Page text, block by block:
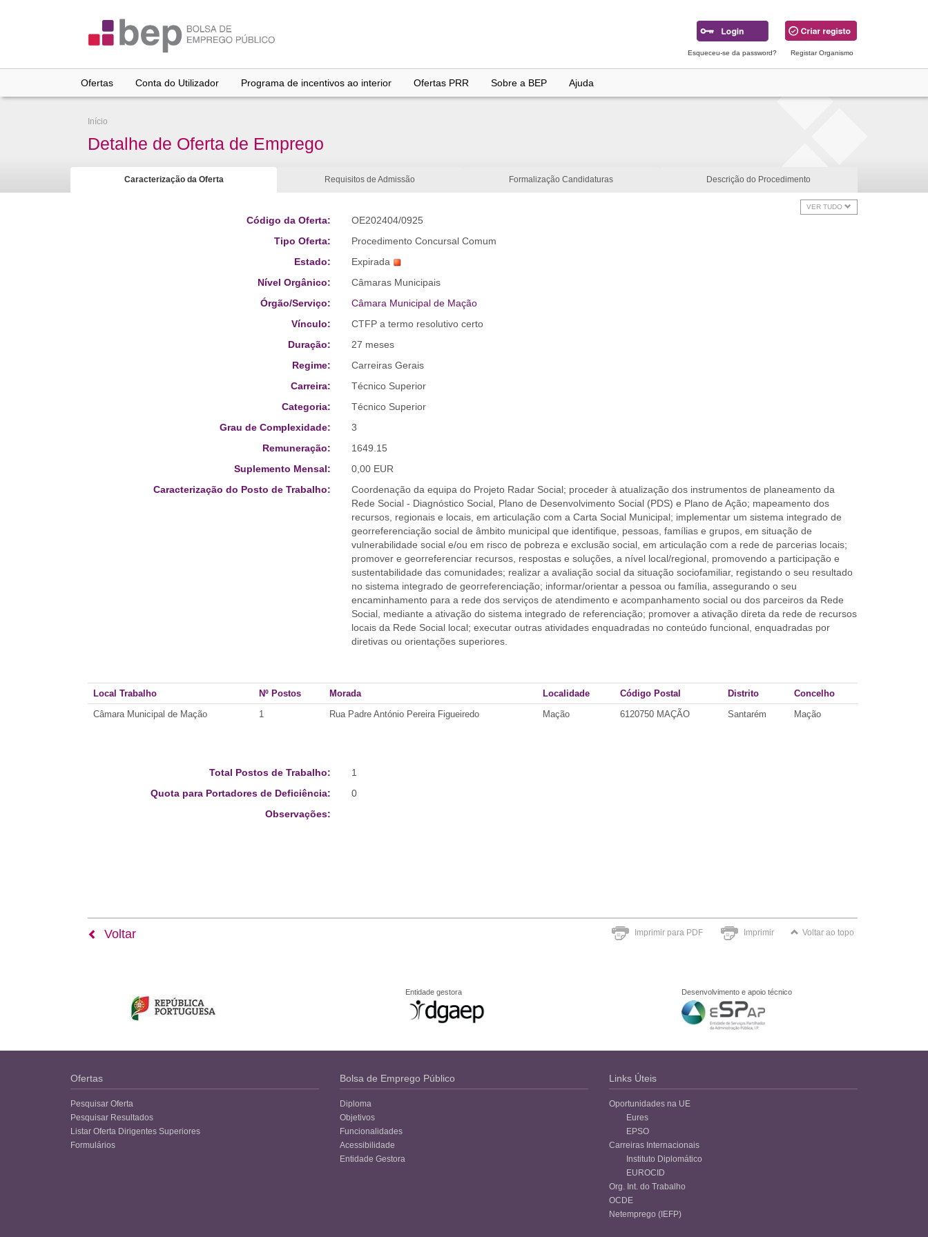
Esqueceu-se da password? Registar Organismo
Ofertas Conta do Utilizador Programa de incentivos ao interior Ofertas PRR Sobre a BEP Ajuda
Início
Detalhe de Oferta de Emprego
Caracterização da Oferta Requisitos de Admissão Formalização Candidaturas Descrição do Procedimento
VER TUDO
Código da Oferta:
OE202404/0925
Tipo Oferta:
Procedimento Concursal Comum
Estado:
Expirada
Nível Orgânico:
Câmaras Municipais
Órgão/Serviço:
Câmara Municipal de Mação
Vínculo:
CTFP a termo resolutivo certo
Duração:
27 meses
Regime:
Carreiras Gerais
Carreira:
Técnico Superior
Categoria:
Técnico Superior
Grau de Complexidade:
3
Remuneração:
1649.15
Suplemento Mensal:
0,00 EUR
Caracterização do Posto de Trabalho:
Coordenação da equipa do Projeto Radar Social; proceder à atualização dos instrumentos de planeamento da
Rede Social - Diagnóstico Social, Plano de Desenvolvimento Social (PDS) e Plano de Ação; mapeamento dos
recursos, regionais e locais, em articulação com a Carta Social Municipal; implementar um sistema integrado de
georreferenciação social de âmbito municipal que identifique, pessoas, famílias e grupos, em situação de
vulnerabilidade social e/ou em risco de pobreza e exclusão social, em articulação com a rede de parcerias locais;
promover e georreferenciar recursos, respostas e soluções, a nível local/regional, promovendo a participação e
sustentabilidade das comunidades; realizar a avaliação social da situação sociofamiliar, registando o seu resultado
no sistema integrado de georreferenciação; informar/orientar a pessoa ou família, assegurando o seu
encaminhamento para a rede dos serviços de atendimento e acompanhamento social ou dos parceiros da Rede
Social, mediante a ativação do sistema integrado de referenciação; promover a ativação direta da rede de recursos
locais da Rede Social local; executar outras atividades enquadradas no conteúdo funcional, enquadradas por
diretivas ou orientações superiores.
Local Trabalho Nº Postos Morada Localidade Código Postal Distrito
Concelho
Câmara Municipal de Mação
1 Rua Padre António Pereira Figueiredo Mação 6120750 MAÇÃO Santarém Mação
Total Postos de Trabalho:
1
Quota para Portadores de Deficiência:
0
Observações:
Imprimir para PDF Imprimir Voltar ao topo
Voltar
Entidade gestora Desenvolvimento e apoio técnico
Ofertas
Pesquisar Oferta
Pesquisar Resultados
Listar Oferta Dirigentes Superiores
Formulários
Bolsa de Emprego Público
Diploma
Objetivos
Funcionalidades
Acessibilidade
Entidade Gestora
Links Úteis
Oportunidades na UE
Eures
EPSO
Carreiras Internacionais
Instituto Diplomático
EUROCID
Org. Int. do Trabalho
OCDE
Netemprego (IEFP)